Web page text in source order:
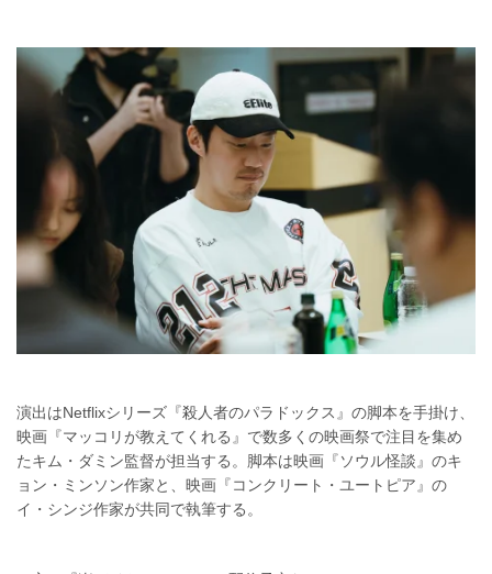
演出はNetflixシリーズ『殺人者のパラドックス』の脚本を手掛け、
映画『マッコリが教えてくれる』で数多くの映画祭で注目を集め
たキム・ダミン監督が担当する。脚本は映画『ソウル怪談』のキ
ョン・ミンソン作家と、映画『コンクリート・ユートピア』の
イ・シンジ作家が共同で執筆する。